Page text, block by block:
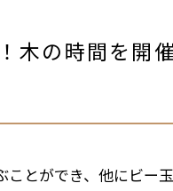
木の時間を開
とができ、他にビー